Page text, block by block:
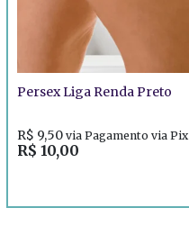
Persex Liga Renda Preto
R$ 10,00
R$ 9,50 via Pagamento via Pix